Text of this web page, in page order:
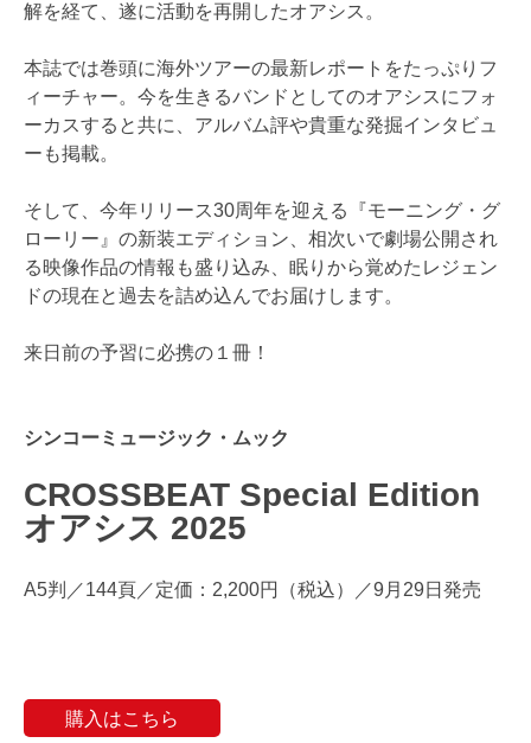
解を経て、遂に活動を再開したオアシス。
本誌では巻頭に海外ツアーの最新レポートをたっぷりフ
ィーチャー。今を生きるバンドとしてのオアシスにフォ
ーカスすると共に、アルバム評や貴重な発掘インタビュ
ーも掲載。
そして、今年リリース30周年を迎える『モーニング・グ
ローリー』の新装エディション、相次いで劇場公開され
る映像作品の情報も盛り込み、眠りから覚めたレジェン
ドの現在と過去を詰め込んでお届けします。
来日前の予習に必携の１冊！
シンコーミュージック・ムック
CROSSBEAT Special Edition
オアシス 2025
A5判／144頁／定価：2,200円（税込）／9月29日発売
購入はこちら